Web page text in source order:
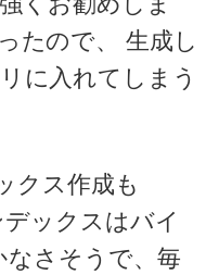
たので、 生成し
に入れてしまう
クス作成も
ックスはバイ
さそうで、毎